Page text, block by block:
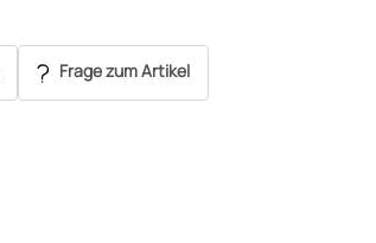
Frage zum Artikel